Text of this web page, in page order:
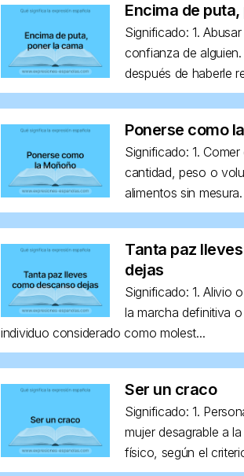
Encima de
Significado: 1.
confianza de
después de haberle
Ponerse como
Significado: 1.
cantidad, peso o
alimentos sin
Tanta paz
dejas
Significado: 1. Alivio
la marcha definitiva
individuo considerado como molest...
Ser un craco
Significado: 1.
mujer desagrable a
físico, según el